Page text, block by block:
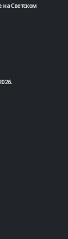
Светском